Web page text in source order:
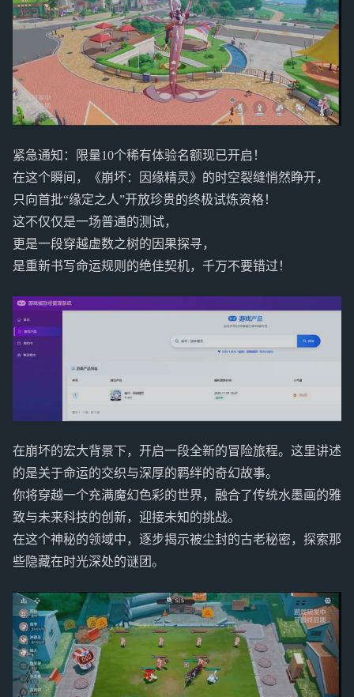
紧急通知：限量10个稀有体验名额现已开启！
在这个瞬间，《崩坏：因缘精灵》的时空裂缝悄然睁开，
只向首批“缘定之人”开放珍贵的终极试炼资格！
这不仅仅是一场普通的测试，
更是一段穿越虚数之树的因果探寻，
是重新书写命运规则的绝佳契机，千万不要错过！
在崩坏的宏大背景下，开启一段全新的冒险旅程。这里讲述
的是关于命运的交织与深厚的羁绊的奇幻故事。
你将穿越一个充满魔幻色彩的世界，融合了传统水墨画的雅
致与未来科技的创新，迎接未知的挑战。
在这个神秘的领域中，逐步揭示被尘封的古老秘密，探索那
些隐藏在时光深处的谜团。